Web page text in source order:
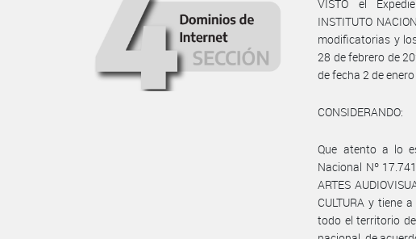
VISTO el
INSTITUTO
modificatorias y
28 de febrero de
de fecha 2 de
CONSIDERANDO:
Que atento a lo
Nacional Nº
ARTES
CULTURA y tiene
todo el territorio